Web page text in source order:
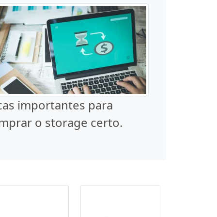
importantes para
o storage certo.